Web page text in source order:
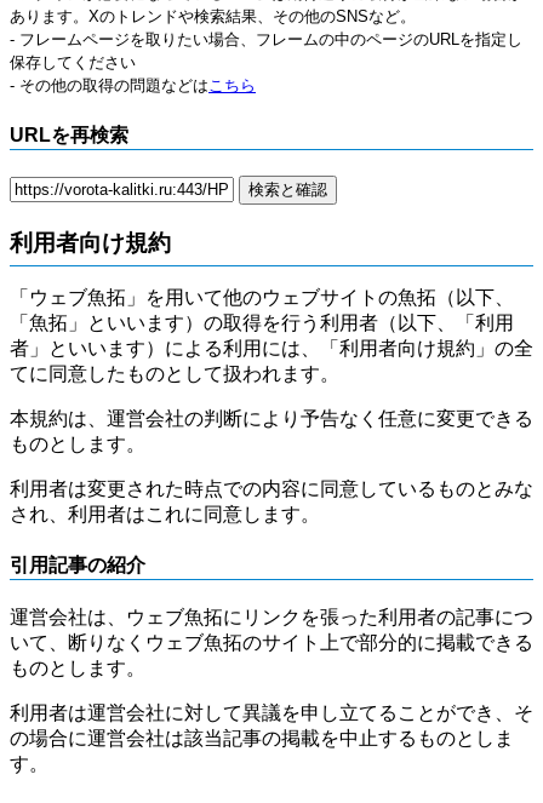
あります。Xのトレンドや検索結果、その他のSNSなど。
- フレームページを取りたい場合、フレームの中のページのURLを指定し
保存してください
- その他の取得の問題などはこちら
URLを再検索
利用者向け規約
「ウェブ魚拓」を用いて他のウェブサイトの魚拓（以下、
「魚拓」といいます）の取得を行う利用者（以下、「利用
者」といいます）による利用には、「利用者向け規約」の全
てに同意したものとして扱われます。
本規約は、運営会社の判断により予告なく任意に変更できる
ものとします。
利用者は変更された時点での内容に同意しているものとみな
され、利用者はこれに同意します。
引用記事の紹介
運営会社は、ウェブ魚拓にリンクを張った利用者の記事につ
いて、断りなくウェブ魚拓のサイト上で部分的に掲載できる
ものとします。
利用者は運営会社に対して異議を申し立てることができ、そ
の場合に運営会社は該当記事の掲載を中止するものとしま
す。